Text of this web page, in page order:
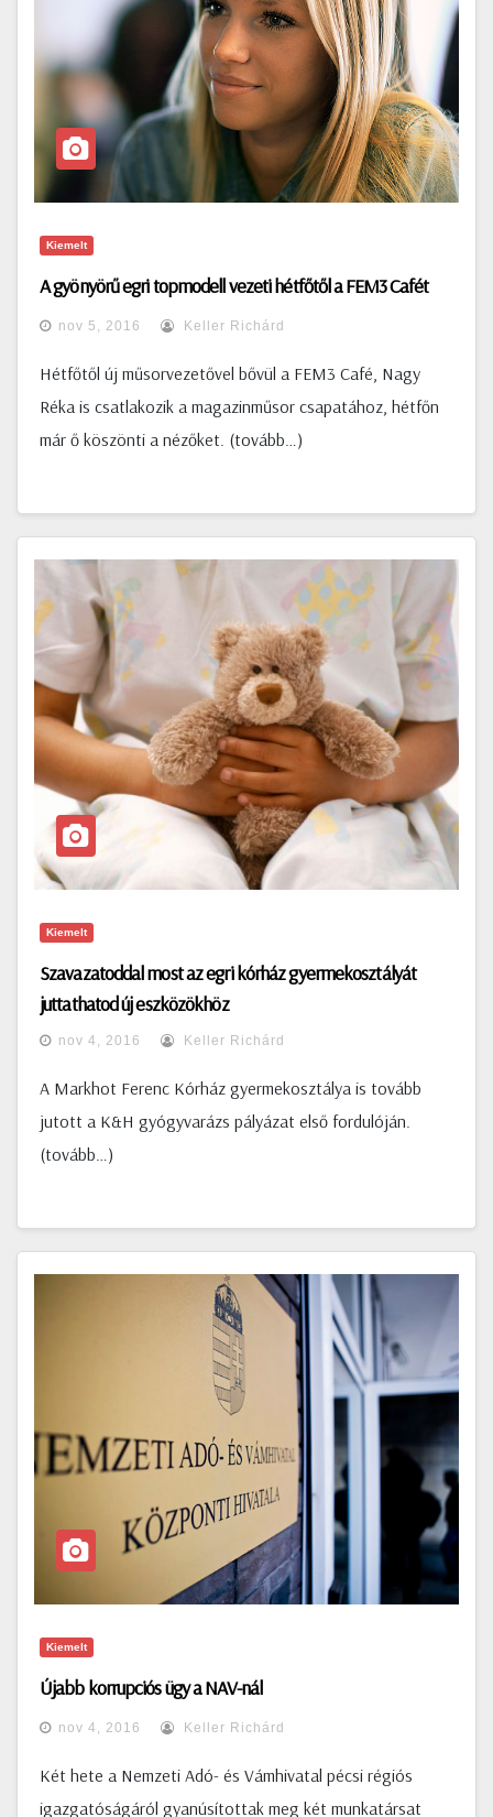
Kiemelt
A gyönyörű egri topmodell vezeti hétfőtől a FEM3 Cafét
nov 5, 2016 Keller Richárd
Hétfőtől új műsorvezetővel bővül a FEM3 Café, Nagy
Réka is csatlakozik a magazinműsor csapatához, hétfőn
már ő köszönti a nézőket. (tovább…)
Kiemelt
Szavazatoddal most az egri kórház gyermekosztályát
juttathatod új eszközökhöz
nov 4, 2016 Keller Richárd
A Markhot Ferenc Kórház gyermekosztálya is tovább
jutott a K&H gyógyvarázs pályázat első fordulóján.
(tovább…)
Kiemelt
Újabb korrupciós ügy a NAV-nál
nov 4, 2016 Keller Richárd
Két hete a Nemzeti Adó- és Vámhivatal pécsi régiós
igazgatóságáról gyanúsítottak meg két munkatársat